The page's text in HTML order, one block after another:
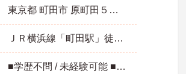
東京都 町田市 原町田５－１－１２
ＪＲ横浜線「町田駅」徒歩5分
■学歴不問 / 未経験可能 ■介護職員初任者研修修了以上があれば経験が無くても可 ■介護福祉士歓迎 ■その他有資格者優先 ■自動車運転免許歓迎（AT限定可）